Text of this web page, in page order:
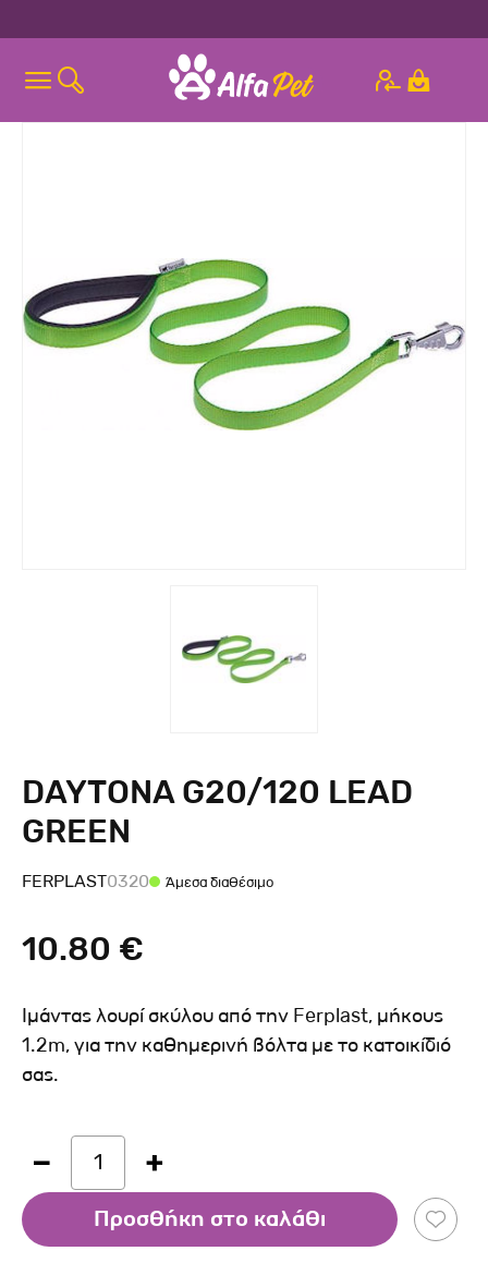
DAYTONA G20/120 LEAD
GREEN
FERPLAST0320 Άμεσα διαθέσιμο
10.80 €
Ιμάντας λουρί σκύλου από την Ferplast, μήκους
1.2m, για την καθημερινή βόλτα με το κατοικίδιό
σας.
1
Προσθήκη στο καλάθι